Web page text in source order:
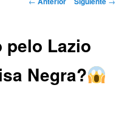
pelo Lazio
Negra?